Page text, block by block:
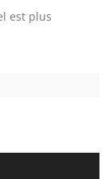
est plus